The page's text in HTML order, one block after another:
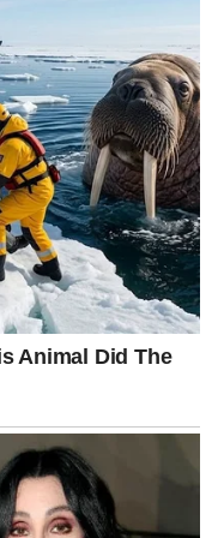
da vas
ljepšeg perioda, ali
ikada prije.
onoga o čemu